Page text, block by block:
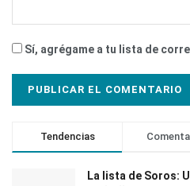
Sí, agrégame a tu lista de
Tendencias
La lista de Soros: